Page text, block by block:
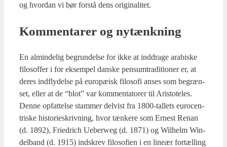
og hvor­dan vi bør for­stå dens ori­gi­na­li­tet.
Kom­men­ta­rer og nytænk­ning
En almin­de­lig begrun­del­se for ikke at ind­dra­ge ara­bi­ske
filo­sof­fer i for eksem­pel dan­ske pensum­tra­di­tio­ner er, at
deres ind­fly­del­se på euro­pæ­isk filo­so­fi anses som begræn­
set, eller at de “blot” var kom­men­ta­to­rer til Ari­sto­te­les.
Den­ne opfat­tel­se stam­mer del­vist fra 1800-tal­lets euro­cen­
tri­ske histo­ri­eskriv­ning, hvor tæn­ke­re som Erne­st Renan
(d. 1892), Fri­edrich Ueberweg (d. 1871) og Wil­helm Win­
del­band (d. 1915) ind­skrev filo­so­fi­en i en line­ær for­tæl­ling